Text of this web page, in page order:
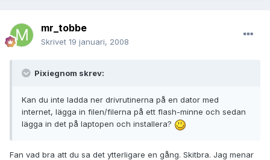
mr_tobbe
Skrivet 19 januari, 2008
Pixiegnom skrev:
Kan du inte ladda ner drivrutinerna på en dator med
internet, lägga in filen/filerna på ett flash-minne och sedan
lägga in det på laptopen och installera?
Fan vad bra att du sa det ytterligare en gång. Skitbra. Jag menar